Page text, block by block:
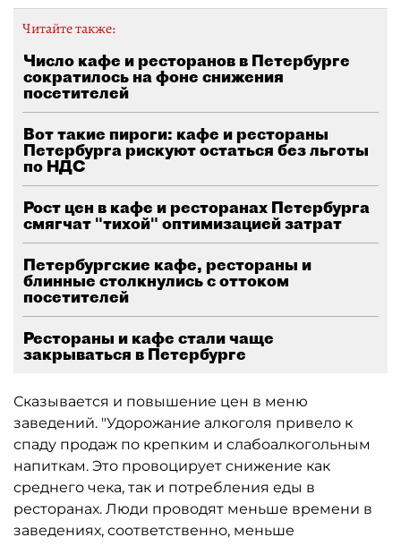
Читайте также:
Число кафе и ресторанов в Петербурге
сократилось на фоне снижения
посетителей
Вот такие пироги: кафе и рестораны
Петербурга рискуют остаться без льготы
по НДС
Рост цен в кафе и ресторанах Петербурга
смягчат "тихой" оптимизацией затрат
Петербургские кафе, рестораны и
блинные столкнулись с оттоком
посетителей
Рестораны и кафе стали чаще
закрываться в Петербурге
Сказывается и повышение цен в меню
заведений. "Удорожание алкоголя привело к
спаду продаж по крепким и слабоалкогольным
напиткам. Это провоцирует снижение как
среднего чека, так и потребления еды в
ресторанах. Люди проводят меньше времени в
заведениях, соответственно, меньше